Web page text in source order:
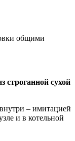
общими
строганной сухой
– имитацией
и в котельной